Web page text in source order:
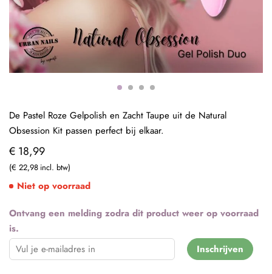
Ontvang een melding zodra dit product weer op voorraad
is.
Inschrijven
€ 18,99
€ 22,98
Niet op voorraad
De Pastel Roze Gelpolish en Zacht Taupe uit de Natural
Obsession Kit passen perfect bij elkaar.